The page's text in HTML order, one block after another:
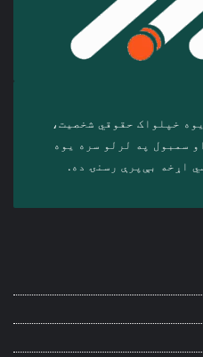
سفیر ټلوېزیوني شبکه د‎ یوه خپلواک حقوقي شخصیت،
اساس‌پاڼې، ځانګړي مهر او سمبول په لرلو سره ‎یوه